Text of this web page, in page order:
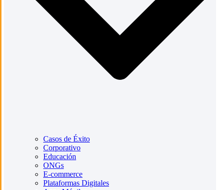
Casos de Éxito
Corporativo
Educación
ONGs
E-commerce
Plataformas Digitales